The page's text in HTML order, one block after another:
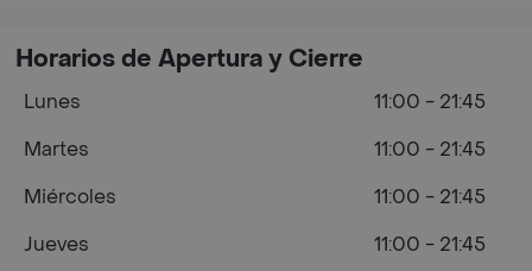
Horarios de Apertura y Cierre
Lunes
11:00 - 21:45
Martes
11:00 - 21:45
Miércoles
11:00 - 21:45
Jueves
11:00 - 21:45